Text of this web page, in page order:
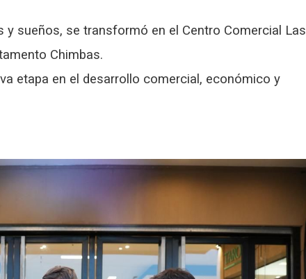
y sueños, se transformó en el Centro Comercial Las
Chimbas.
etapa en el desarrollo comercial, económico y